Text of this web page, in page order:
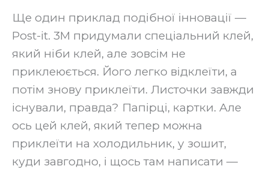
Ще один приклад подібної інновації —
Post-it. 3M придумали спеціальний клей,
який ніби клей, але зовсім не
приклеюється. Його легко відклеїти, а
потім знову приклеїти. Листочки завжди
існували, правда? Папірці, картки. Але
ось цей клей, який тепер можна
приклеїти на холодильник, у зошит,
куди завгодно, і щось там написати —